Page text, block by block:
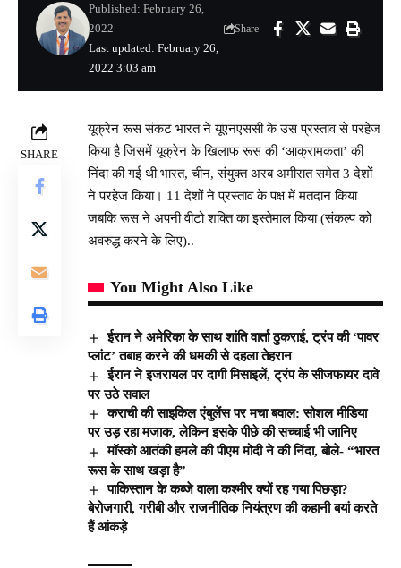
Last updated: February 26,
2022 3:03 am
Published: February 26,
2022
Share
SHARE
यूक्रेन रूस संकट भारत ने यूएनएससी के उस प्रस्ताव से परहेज
किया है जिसमें यूक्रेन के खिलाफ रूस की ‘आक्रामकता’ की
निंदा की गई थी भारत, चीन, संयुक्त अरब अमीरात समेत 3 देशों
ने परहेज किया। 11 देशों ने प्रस्ताव के पक्ष में मतदान किया
जबकि रूस ने अपनी वीटो शक्ति का इस्तेमाल किया (संकल्प को
अवरुद्ध करने के लिए)..
You Might Also Like
ईरान ने अमेरिका के साथ शांति वार्ता ठुकराई, ट्रंप की ‘पावर
प्लांट’ तबाह करने की धमकी से दहला तेहरान
ईरान ने इजरायल पर दागी मिसाइलें, ट्रंप के सीजफायर दावे
पर उठे सवाल
कराची की साइकिल एंबुलेंस पर मचा बवाल: सोशल मीडिया
पर उड़ रहा मजाक, लेकिन इसके पीछे की सच्चाई भी जानिए
मॉस्को आतंकी हमले की पीएम मोदी ने की निंदा, बोले- “भारत
रूस के साथ खड़ा है”
पाकिस्तान के कब्जे वाला कश्मीर क्यों रह गया पिछड़ा?
बेरोजगारी, गरीबी और राजनीतिक नियंत्रण की कहानी बयां करते
हैं आंकड़े